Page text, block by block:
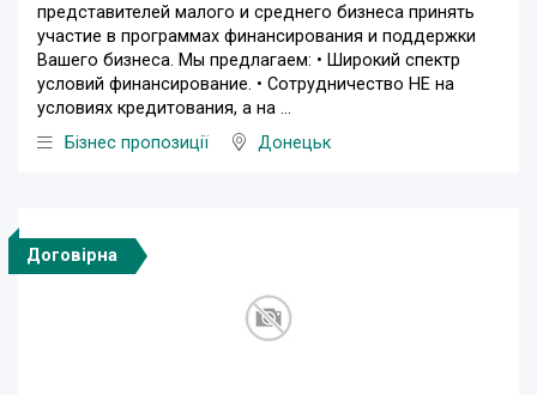
представителей малого и среднего бизнеса принять
участие в программах финансирования и поддержки
Вашего бизнеса. Мы предлагаем: • Широкий спектр
условий финансирование. • Сотрудничество НЕ на
условиях кредитования, а на ...
Бізнес пропозиції
Донецьк
Договірна